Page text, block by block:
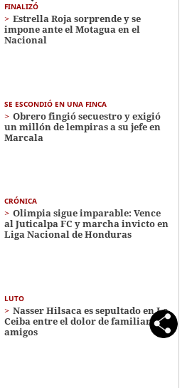
FINALIZÓ
Estrella Roja sorprende y se
impone ante el Motagua en el
Nacional
SE ESCONDIÓ EN UNA FINCA
Obrero fingió secuestro y exigió
un millón de lempiras a su jefe en
Marcala
CRÓNICA
Olimpia sigue imparable: Vence
al Juticalpa FC y marcha invicto en
Liga Nacional de Honduras
LUTO
Nasser Hilsaca es sepultado en La
Ceiba entre el dolor de familiares y
amigos